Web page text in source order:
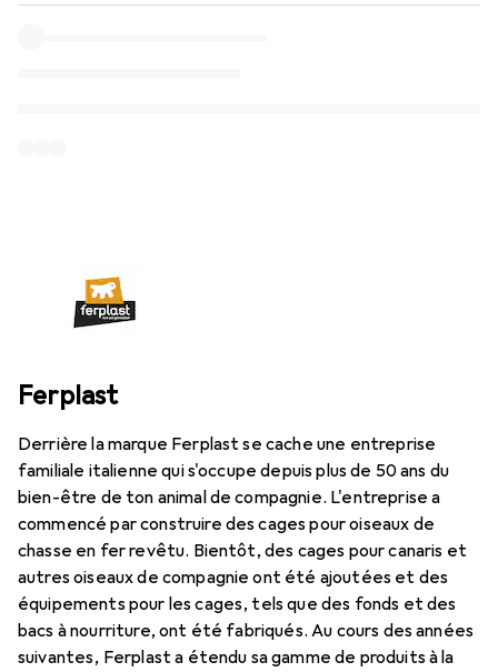
Ferplast
Derrière la marque Ferplast se cache une entreprise
familiale italienne qui s'occupe depuis plus de 50 ans du
bien-être de ton animal de compagnie. L'entreprise a
commencé par construire des cages pour oiseaux de
chasse en fer revêtu. Bientôt, des cages pour canaris et
autres oiseaux de compagnie ont été ajoutées et des
équipements pour les cages, tels que des fonds et des
bacs à nourriture, ont été fabriqués. Au cours des années
suivantes, Ferplast a étendu sa gamme de produits à la